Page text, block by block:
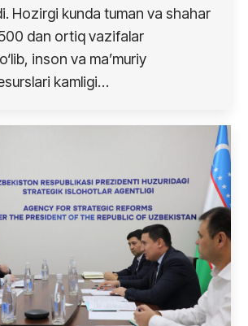
Hozirgi kunda tuman va shahar
dan ortiq vazifalar
inson va ma’muriy
kamligi…